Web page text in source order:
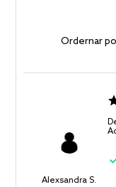
Ordernar
Alexsandra S.